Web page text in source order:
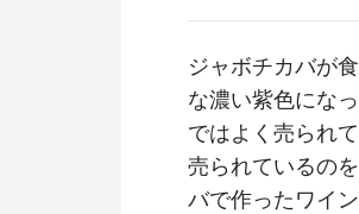
ジャボチカバが
な濃い紫色にな
ではよく売られ
売られているの
バで作ったワイ